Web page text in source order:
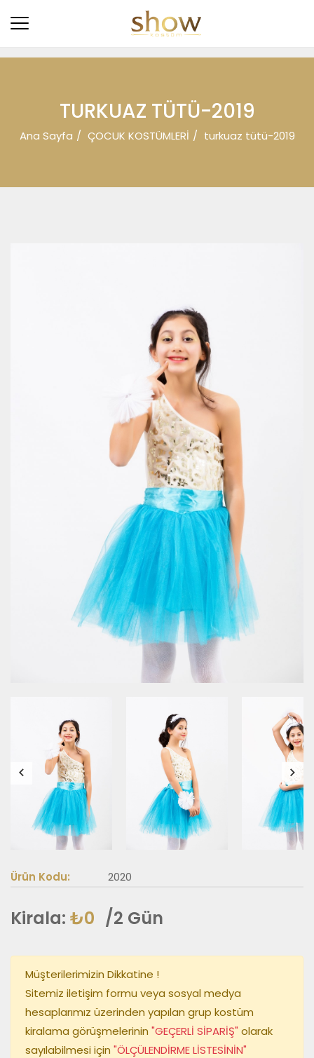
TURKUAZ TÜTÜ-2019
Ana Sayfa ÇOCUK KOSTÜMLERİ turkuaz tütü-2019
Ürün Kodu: 2020
Kirala: ₺0 /2 Gün
Müşterilerimizin Dikkatine !
Sitemiz iletişim formu veya sosyal medya
hesaplarımız üzerinden yapılan grup kostüm
kiralama görüşmelerinin "GEÇERLİ SİPARİŞ" olarak
sayılabilmesi için "ÖLÇÜLENDİRME LİSTESİNİN"